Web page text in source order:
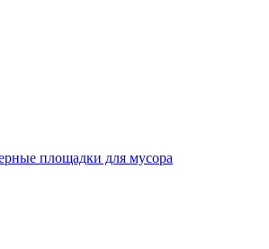
площадки для мусора